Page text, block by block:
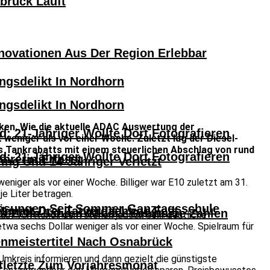
Aus Der Region Erlebbar
In Nordhorn
21-Jähriger Wollte Dort Fotografieren
Seit Sommer Ganztagsschule
In Nordhorn
21-Jähriger Wollte Dort Fotografieren
Erfasst
Drei Tatverdächtige Fest
Und 14-Jähriger Verletzt
Zehn Jahren Wieder Schwarze Zahlen
Zum Vorjahresmonat
Nach Osnabrück
Wie die aktuelle ADAC Auswertung der
als vor einer Woche. Zuletzt lag der Diesel-
Tankrabatts mit einem steuerlichen Abschlag von rund
als vor einer Woche. Billiger war E10 zuletzt am 31.
Liter betragen.
von Rohöl, dem stehen jedoch sehr deutliche
sechs Dollar weniger als vor einer Woche. Spielraum für
informieren und dann gezielt die günstigste